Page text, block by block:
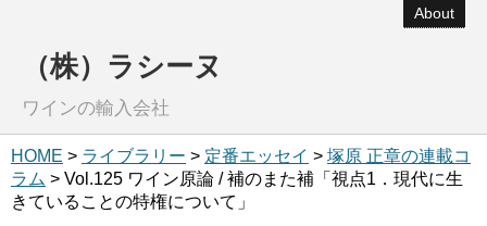
About
（株）ラシーヌ
ワインの輸入会社
HOME > ライブラリー > 定番エッセイ > 塚原 正章の連載コ
ラム > Vol.125 ワイン原論 / 補のまた補「視点1．現代に生
きていることの特権について」